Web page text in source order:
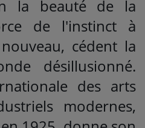
la beauté de la
de l'instinct à
cédent la
désillusionné.
des arts
modernes,